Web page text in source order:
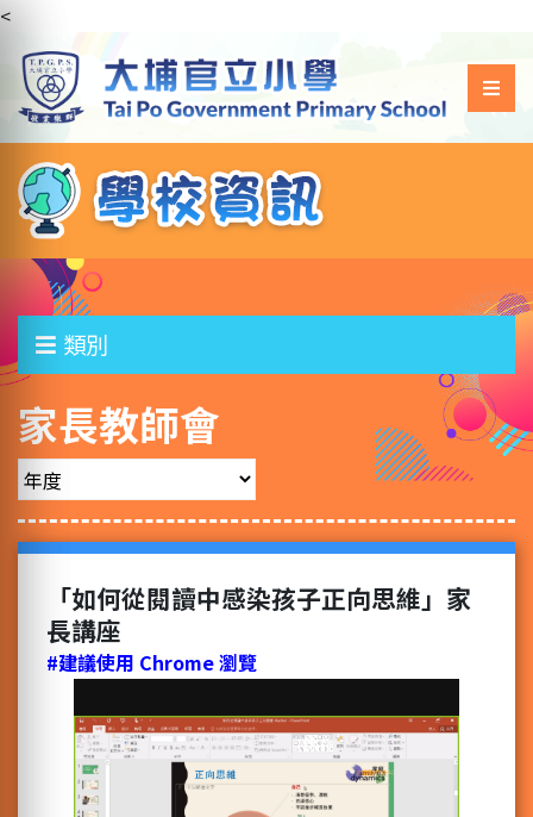
<
類別
家長教師會
「如何從閱讀中感染孩子正向思維」家
長講座
#建議使用 Chrome 瀏覽